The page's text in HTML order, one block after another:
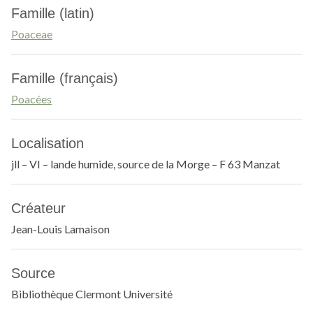
Famille (latin)
Poaceae
Famille (français)
Poacées
Localisation
jll – VI – lande humide, source de la Morge – F 63 Manzat
Créateur
Jean-Louis Lamaison
Source
Bibliothèque Clermont Université